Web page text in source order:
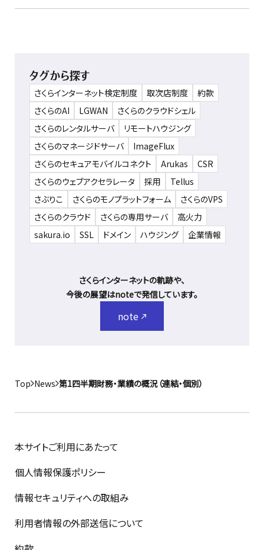
タグから探す
さくらインターネット検定制度 取次店制度
約款
さくらのAI
LGWAN
さくらのクラウドシェル
さくらのレンタルサーバ
リモートハウジング
さくらのマネージドサーバ
ImageFlux
さくらのセキュアモバイルコネクト
Arukas
CSR
さくらのウェブアクセラレータ
採用
Tellus
さぶりこ
さくらのモノプラットフォーム
さくらのVPS
さくらのクラウド
さくらの専用サーバ
高火力
sakura.io
SSL ドメイン ハウジング 企業情報
さくらインターネットの軌跡や、
今後の展望はnoteで発信しています。
note
Top News 第1四半期財務・業績の概況（連結・個別）
本サイトご利用にあたって
個人情報保護ポリシー
情報セキュリティへの取組み
利用者情報の外部送信について